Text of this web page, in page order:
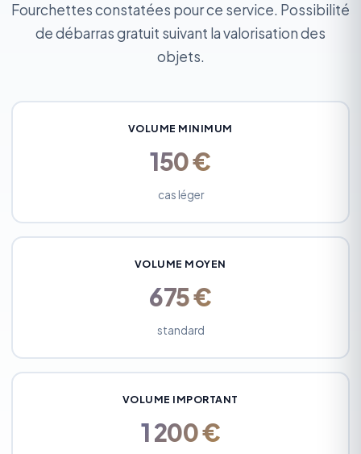
Fourchettes constatées pour ce service. Possibilité
de débarras gratuit suivant la valorisation des
objets.
VOLUME MINIMUM
150 €
cas léger
VOLUME MOYEN
675 €
standard
VOLUME IMPORTANT
1 200 €